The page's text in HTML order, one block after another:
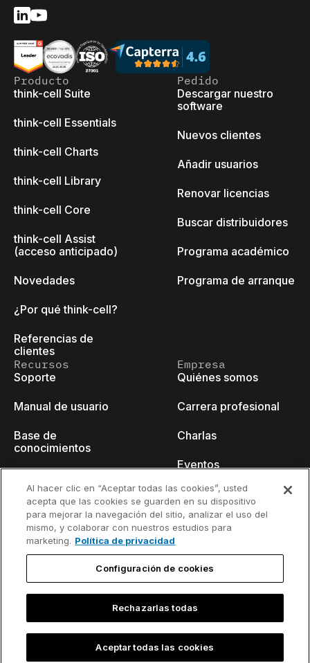
Producto
think-cell Suite
think-cell Essentials
think-cell Charts
think-cell Library
think-cell Core
think-cell Assist
(acceso anticipado)
Novedades
¿Por qué think-cell?
Referencias de
clientes
Pedido
Descargar nuestro
software
Nuevos clientes
Añadir usuarios
Renovar licencias
Buscar distribuidores
Programa académico
Programa de arranque
Recursos
Soporte
Manual de usuario
Base de
conocimientos
Tutoriales en vídeo
Centro de contenido
Seminarios web
Empresa
Quiénes somos
Carrera profesional
Charlas
Eventos
Blog para
desarrolladores
Contacto
©2002-2026 think-cell Software GmbH
Política de
Información de contacto y aviso
legal
Al hacer clic en “Aceptar todas las cookies”, usted
acepta que las cookies se guarden en su dispositivo
para mejorar la navegación del sitio, analizar el uso del
mismo, y colaborar con nuestros estudios para
marketing. Política de privacidad
Configuración de cookies
Rechazarlas todas
Aceptar todas las cookies